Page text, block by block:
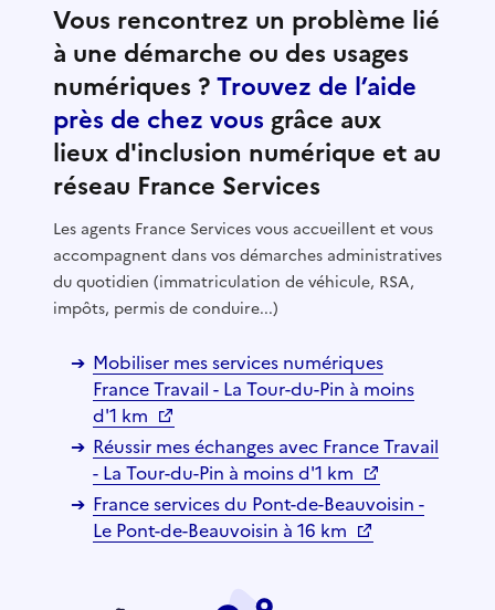
Vous rencontrez un problème lié
à une démarche ou des usages
numériques ?Trouvez de l’aide
près de chez vous grâce aux
lieux d'inclusion numérique et au
réseau France Services
Les agents France Services vous accueillent et vous
accompagnent dans vos démarches administratives
du quotidien (immatriculation de véhicule, RSA,
impôts, permis de conduire...)
Mobiliser mes services numériques
France Travail - La Tour-du-Pin à moins
d'1 km
Réussir mes échanges avec France Travail
- La Tour-du-Pin à moins d'1 km
France services du Pont-de-Beauvoisin -
Le Pont-de-Beauvoisin à 16 km